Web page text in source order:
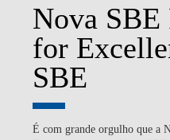
Nova
for
SBE
É com grande orgulho que a